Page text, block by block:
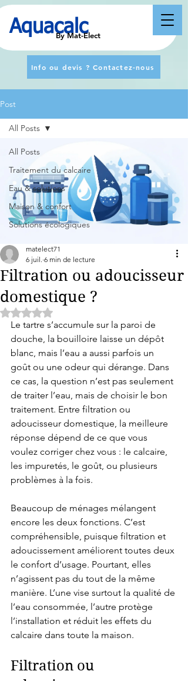
Info ou devis ? Contactez-nous
Aquacalc
By Mat-Elect
Post
All Posts
Traitement du calcaire
Eau & solutions
Maison & confort
Solutions écologiques
All Posts
Filtration ou adoucisseur
domestique ?
matelect71
6 juil. 6 min de lecture
Noté NaN étoiles sur 5.
Le tartre s’accumule sur la paroi de
douche, la bouilloire laisse un dépôt
blanc, mais l’eau a aussi parfois un
goût ou une odeur qui dérange. Dans
ce cas, la question n’est pas seulement
de traiter l’eau, mais de choisir le bon
traitement. Entre filtration ou
adoucisseur domestique, la meilleure
réponse dépend de ce que vous
voulez corriger chez vous : le calcaire,
les impuretés, le goût, ou plusieurs
problèmes à la fois.
Beaucoup de ménages mélangent
encore les deux fonctions. C’est
compréhensible, puisque filtration et
adoucissement améliorent toutes deux
le confort d’usage. Pourtant, elles
n’agissent pas du tout de la même
manière. L’une vise surtout la qualité de
l’eau consommée, l’autre protège
l’installation et réduit les effets du
calcaire dans toute la maison.
Filtration ou